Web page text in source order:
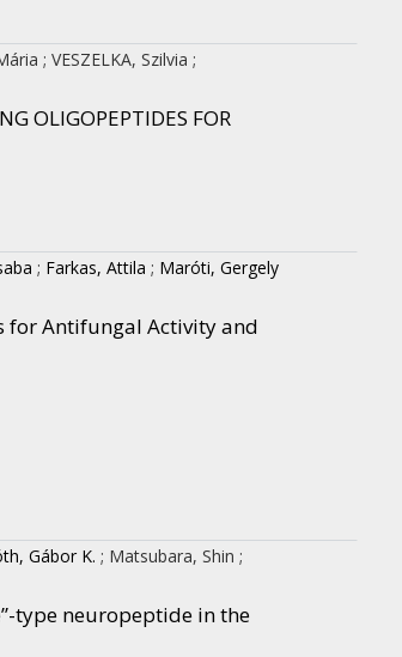
; VESZELKA, Szilvia ;
OLIGOPEPTIDES FOR
; Farkas, Attila ; Maróti, Gergely
for Antifungal Activity and
Gábor K. ; Matsubara, Shin ;
type neuropeptide in the